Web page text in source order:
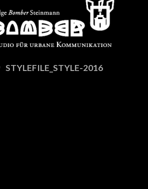
STYLEFILE_STYLE-2016